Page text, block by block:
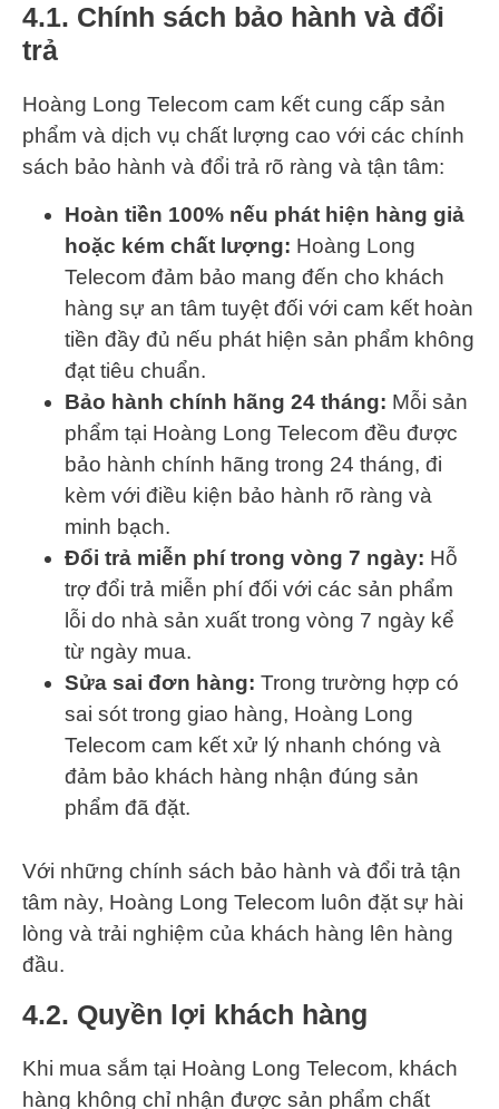
4.1. Chính sách bảo hành và đổi
trả
Hoàng Long Telecom cam kết cung cấp sản
phẩm và dịch vụ chất lượng cao với các chính
sách bảo hành và đổi trả rõ ràng và tận tâm:
Hoàn tiền 100% nếu phát hiện hàng giả
hoặc kém chất lượng: Hoàng Long
Telecom đảm bảo mang đến cho khách
hàng sự an tâm tuyệt đối với cam kết hoàn
tiền đầy đủ nếu phát hiện sản phẩm không
đạt tiêu chuẩn.
Bảo hành chính hãng 24 tháng: Mỗi sản
phẩm tại Hoàng Long Telecom đều được
bảo hành chính hãng trong 24 tháng, đi
kèm với điều kiện bảo hành rõ ràng và
minh bạch.
Đổi trả miễn phí trong vòng 7 ngày: Hỗ
trợ đổi trả miễn phí đối với các sản phẩm
lỗi do nhà sản xuất trong vòng 7 ngày kể
từ ngày mua.
Sửa sai đơn hàng: Trong trường hợp có
sai sót trong giao hàng, Hoàng Long
Telecom cam kết xử lý nhanh chóng và
đảm bảo khách hàng nhận đúng sản
phẩm đã đặt.
Với những chính sách bảo hành và đổi trả tận
tâm này, Hoàng Long Telecom luôn đặt sự hài
lòng và trải nghiệm của khách hàng lên hàng
đầu.
4.2. Quyền lợi khách hàng
Khi mua sắm tại Hoàng Long Telecom, khách
hàng không chỉ nhận được sản phẩm chất